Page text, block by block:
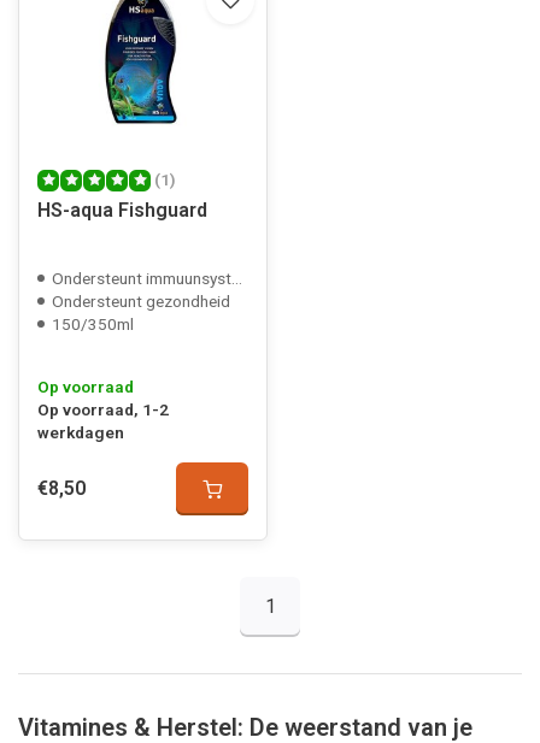
(1)
HS-aqua Fishguard
Ondersteunt immuunsysteem
Ondersteunt gezondheid
150/350ml
Op voorraad
Op voorraad, 1-2
werkdagen
€8,50
1
Vitamines & Herstel: De weerstand van je